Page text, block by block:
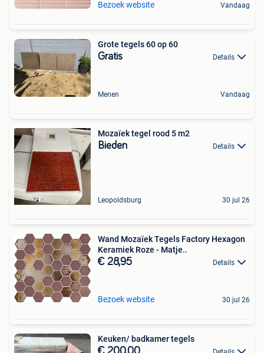
Bezoek website Vandaag
Grote tegels 60 op 60
Gratis Details
Menen Vandaag
Mozaïek tegel rood 5 m2
Bieden Details
Leopoldsburg 30 jul 26
Wand Mozaïek Tegels Factory Hexagon
Keramiek Roze - Matje..
€ 28,95 Details
Bezoek website 30 jul 26
Keuken/ badkamer tegels